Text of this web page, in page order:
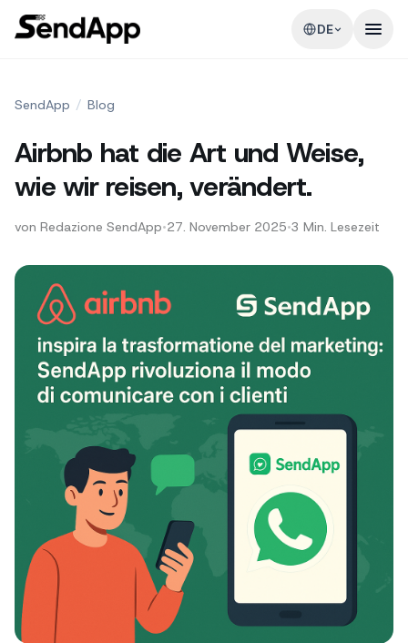
DE
SendApp / Blog
Airbnb hat die Art und Weise,
wie wir reisen, verändert.
von Redazione SendApp•27. November 2025•3 Min. Lesezeit